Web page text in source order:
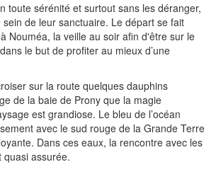
toute sérénité et surtout sans les déranger,
de leur sanctuaire. Le départ se fait
à Nouméa, la veille au soir afin d'être sur le
le but de profiter au mieux d’une
sur la route quelques dauphins
de la baie de Prony que la magie
est grandiose. Le bleu de l’océan
avec le sud rouge de la Grande Terre
Dans ces eaux, la rencontre avec les
quasi assurée.